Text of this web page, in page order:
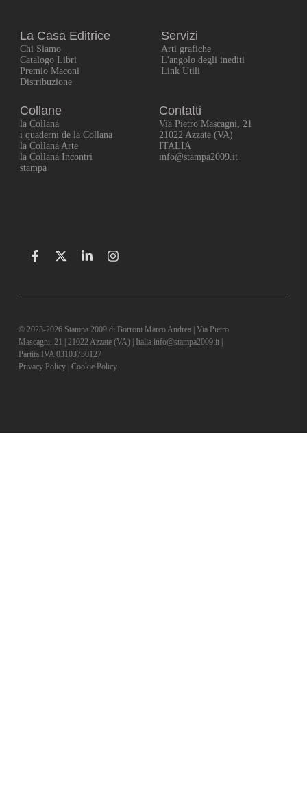
La Casa Editrice
Chi Siamo
Catalogo Libri
Premio Maconi
Distribuzione
Servizi
Arti grafiche
L'angolo degli inediti
Link Utili
Collane
la Collana
i quaderni de la Collana
la Collana Arte
la Collana Incontri
stampa
Contatti
Via Pietro Mascagni, 21
21022 Azzate (VA)
ITALIA
info@stampa2009.it
© 2023-2026 Stampa 2009 di Borroni Marco Andrea | Via Pietro
Mascagni, 21 | 21022 Azzate (VA) | Italia info@stampa2009.it |
Partita IVA 03103730127
Privacy Policy| Cookie Policy